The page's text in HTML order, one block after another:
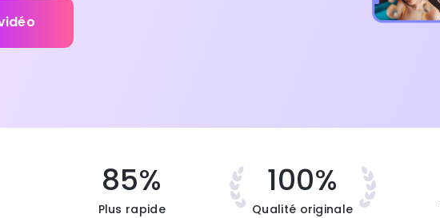
85%
Plus rapide
100%
Qualité originale